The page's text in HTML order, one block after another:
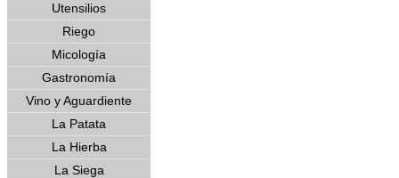
Utensilios
Riego
Micología
Gastronomía
Vino y Aguardiente
La Patata
La Hierba
La Siega